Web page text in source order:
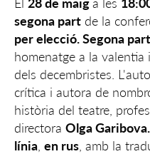
segona part de la
per elecció. Segona
homenatge a la
dels decembristes.
crítica i autora de
història del teatre,
directora Olga Garibova.
línia en rus , amb la